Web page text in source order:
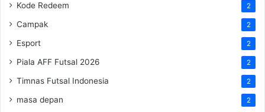
Kode Redeem 2
Campak 2
Esport 2
Piala AFF Futsal 2026 2
Timnas Futsal Indonesia 2
masa depan 2